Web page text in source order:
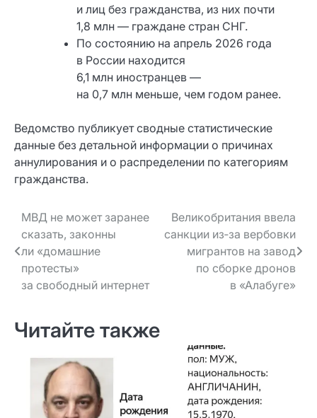
и лиц без гражданства, из них почти
1,8 млн — граждане стран СНГ.
По состоянию на апрель 2026 года
в России находится
6,1 млн иностранцев —
на 0,7 млн меньше, чем годом ранее.
Ведомство публикует сводные статистические
данные без детальной информации о причинах
аннулирования и о распределении по категориям
гражданства.
Навигация
по записям
МВД не может заранее
сказать, законны
ли «домашние
протесты»
за свободный интернет
Великобритания ввела
санкции из‑за вербовки
мигрантов на завод
по сборке дронов
в «Алабуге»
Читайте также